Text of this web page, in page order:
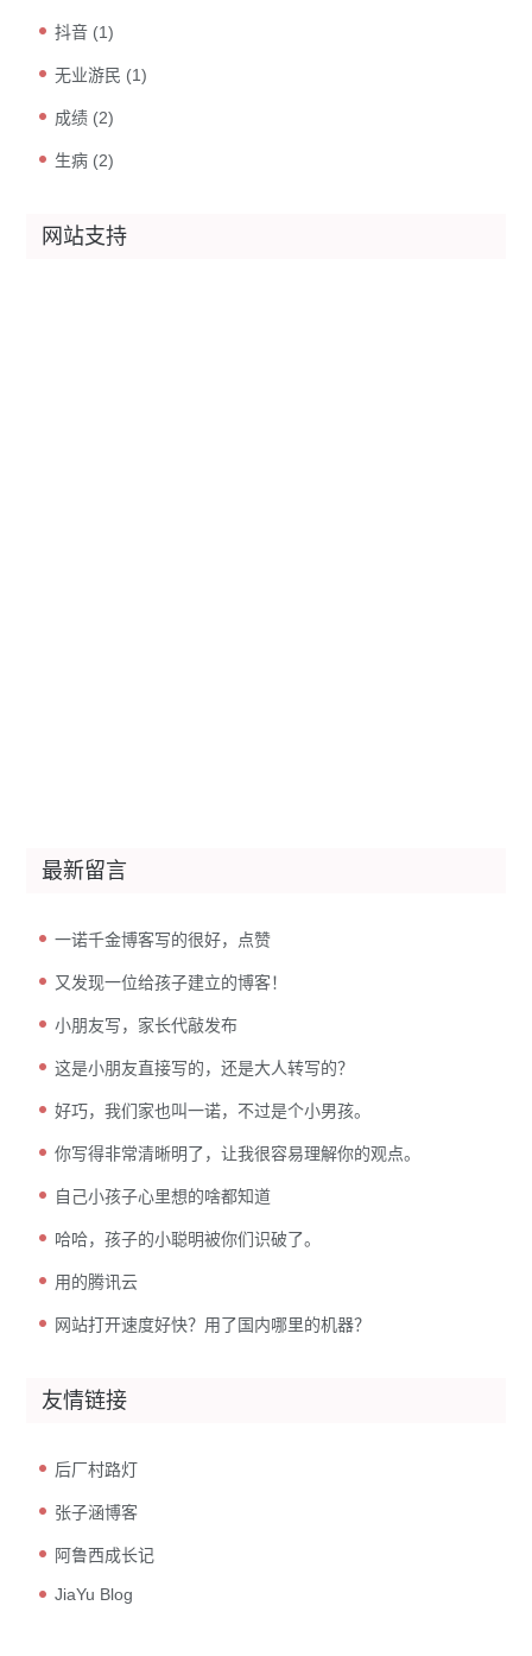
抖音 (1)
无业游民 (1)
成绩 (2)
生病 (2)
网站支持
最新留言
一诺千金博客写的很好，点赞
又发现一位给孩子建立的博客！
小朋友写，家长代敲发布
这是小朋友直接写的，还是大人转写的？
好巧，我们家也叫一诺，不过是个小男孩。
你写得非常清晰明了，让我很容易理解你的观点。
自己小孩子心里想的啥都知道
哈哈，孩子的小聪明被你们识破了。
用的腾讯云
网站打开速度好快？用了国内哪里的机器？
友情链接
后厂村路灯
张子涵博客
阿鲁西成长记
JiaYu Blog